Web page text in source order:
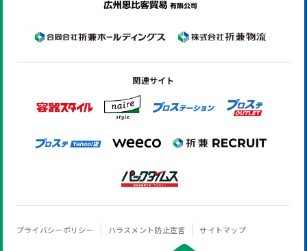
関連サイト
プライバシーポリシー ハラスメント防止宣言 サイトマップ